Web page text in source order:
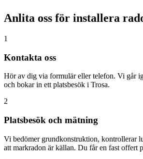
Anlita oss för installera
1
Kontakta oss
Hör av dig via formulär eller telefon. Vi går
och bokar in ett platsbesök i Trosa.
2
Platsbesök och mätning
Vi bedömer grundkonstruktion, kontrollerar
att markradon är källan. Du får en fast offert